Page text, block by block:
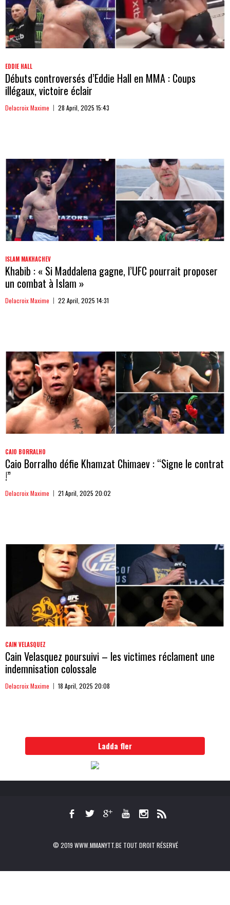
EDDIE HALL
Débuts controversés d’Eddie Hall en MMA : Coups
illégaux, victoire éclair
Delacroix Maxime 28 April, 2025 15:43
ISLAM MAKHACHEV
Khabib : « Si Maddalena gagne, l’UFC pourrait proposer
un combat à Islam »
Delacroix Maxime 22 April, 2025 14:31
CAIO BORRALHO
Caio Borralho défie Khamzat Chimaev : “Signe le contrat
!”
Delacroix Maxime 21 April, 2025 20:02
CAIN VELASQUEZ
Cain Velasquez poursuivi – les victimes réclament une
indemnisation colossale
Delacroix Maxime 18 April, 2025 20:08
Ladda fler
© 2019 WWW.MMANYTT.BE TOUT DROIT RÉSERVÉ